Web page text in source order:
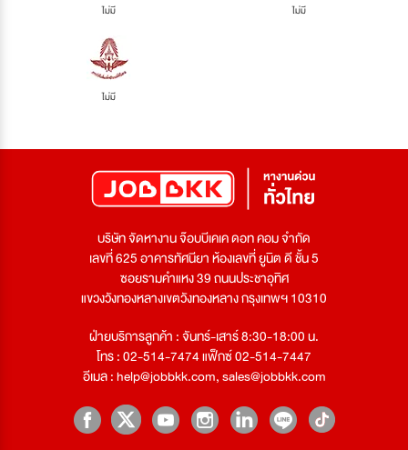
ไม่มี ไม่มี
ไม่มี
บริษัท จัดหางาน จ๊อบบีเคเค ดอท คอม จำกัด
เลขที่ 625 อาคารทัศนียา ห้องเลขที่ ยูนิต ดี ชั้น 5
ซอยรามคำแหง 39 ถนนประชาอุทิศ
แขวงวังทองหลางเขตวังทองหลาง กรุงเทพฯ 10310
ฝ่ายบริการลูกค้า : จันทร์-เสาร์ 8:30-18:00 น.
โทร : 02-514-7474 แฟ็กซ์ 02-514-7447
อีเมล :help@jobbkk.com,sales@jobbkk.com